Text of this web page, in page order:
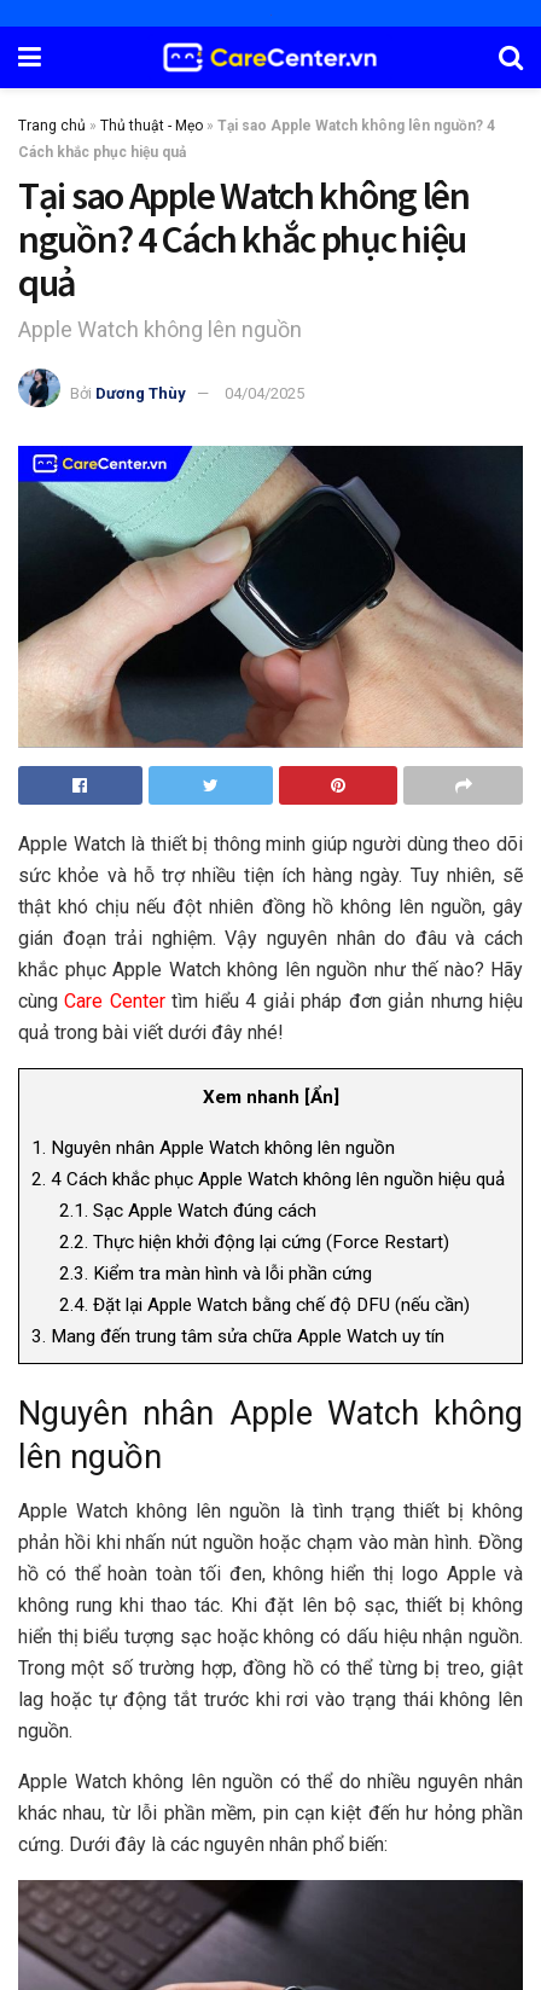
Trang chủ » Thủ thuật - Mẹo » Tại sao Apple Watch không lên nguồn? 4
Cách khắc phục hiệu quả
Tại sao Apple Watch không lên
nguồn? 4 Cách khắc phục hiệu
quả
Apple Watch không lên nguồn
Bởi Dương Thùy 04/04/2025
Apple Watch là thiết bị thông minh giúp người dùng theo dõi
sức khỏe và hỗ trợ nhiều tiện ích hàng ngày. Tuy nhiên, sẽ
thật khó chịu nếu đột nhiên đồng hồ không lên nguồn, gây
gián đoạn trải nghiệm. Vậy nguyên nhân do đâu và cách
khắc phục Apple Watch không lên nguồn như thế nào? Hãy
cùngCare Centertìm hiểu 4 giải pháp đơn giản nhưng hiệu
quả trong bài viết dưới đây nhé!
Xem nhanh Ẩn
1.
Nguyên nhân Apple Watch không lên nguồn
2. 4 Cách khắc phục Apple Watch không lên nguồn hiệu quả
2.1. Sạc Apple Watch đúng cách
2.2. Thực hiện khởi động lại cứng (Force Restart)
2.3. Kiểm tra màn hình và lỗi phần cứng
2.4. Đặt lại Apple Watch bằng chế độ DFU (nếu cần)
3. Mang đến trung tâm sửa chữa Apple Watch uy tín
Nguyên nhân Apple Watch không
lên nguồn
Apple Watch không lên nguồn là tình trạng thiết bị không
phản hồi khi nhấn nút nguồn hoặc chạm vào màn hình. Đồng
hồ có thể hoàn toàn tối đen, không hiển thị logo Apple và
không rung khi thao tác. Khi đặt lên bộ sạc, thiết bị không
hiển thị biểu tượng sạc hoặc không có dấu hiệu nhận nguồn.
Trong một số trường hợp, đồng hồ có thể từng bị treo, giật
lag hoặc tự động tắt trước khi rơi vào trạng thái không lên
nguồn.
Apple Watch không lên nguồn có thể do nhiều nguyên nhân
khác nhau, từ lỗi phần mềm, pin cạn kiệt đến hư hỏng phần
cứng. Dưới đây là các nguyên nhân phổ biến: